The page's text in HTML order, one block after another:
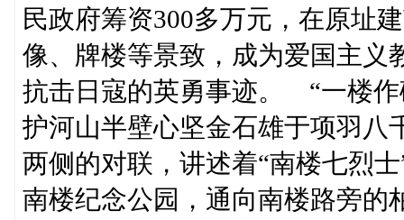
民政府筹资300多万元，在原址
像、牌楼等景致，成为爱国主义
抗击日寇的英勇事迹。 “一楼
护河山半壁心坚金石雄于项羽八
两侧的对联，讲述着“南楼七烈
南楼纪念公园，通向南楼路旁的